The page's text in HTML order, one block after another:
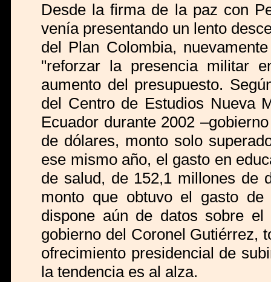
Desde la firma de la paz con
venía presentando un lento
del Plan Colombia,
"reforzar la presencia militar
aumento del presupuesto.
del Centro de Estudios Nueva
Ecuador durante 2002
de dólares, monto solo
ese mismo año, el gasto en
de salud, de 152,1 millones de
monto que obtuvo el gasto
dispone aún de datos sobre
gobierno del Coronel Gutiérrez,
ofrecimiento presidencial de
la tendencia es al alza.